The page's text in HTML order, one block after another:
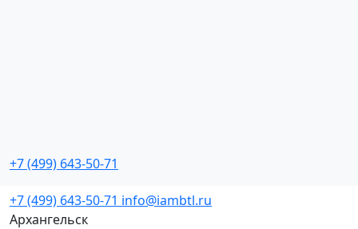
+7 (499) 643-50-71
с реальной окупаемостью
+7 (499) 643-50-71 info@iambtl.ru
Архангельск